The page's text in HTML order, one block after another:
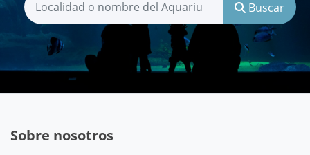
Buscar
Sobre nosotros